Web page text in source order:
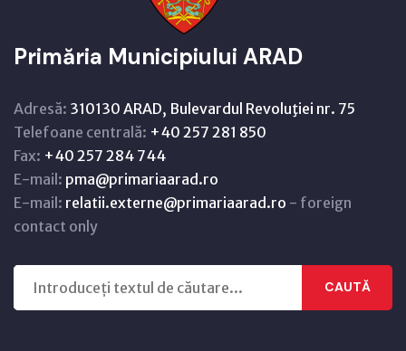
Primăria Municipiului ARAD
Adresă: 310130 ARAD, Bulevardul Revoluţiei nr. 75
Telefoane centrală: +40 257 281 850
Fax: +40 257 284 744
E-mail: pma@primariaarad.ro
E-mail: relatii.externe@primariaarad.ro - foreign
contact only
CAUTĂ